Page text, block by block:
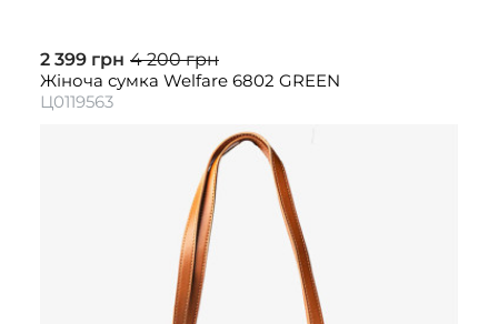
2 399 грн 4 200 грн
Жіноча сумка Welfare 6802 GREEN
Ц0119563